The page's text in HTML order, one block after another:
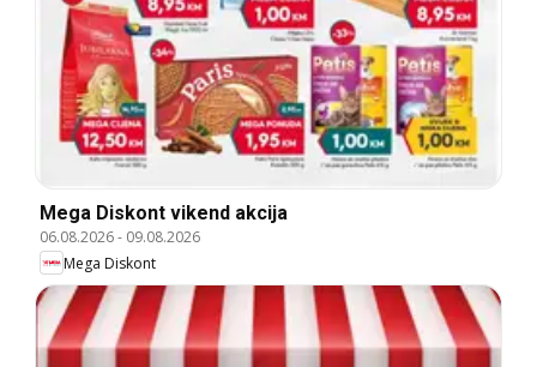
Mega Diskont vikend akcija
06.08.2026- 09.08.2026
Mega Diskont